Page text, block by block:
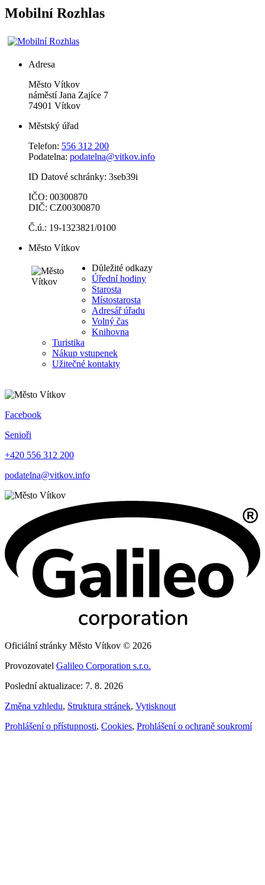
Mobilní Rozhlas
Adresa
Město Vítkov
náměstí Jana Zajíce 7
74901 Vítkov
Městský úřad
Telefon: 556 312 200
Podatelna: podatelna@vitkov.info
ID Datové schránky: 3seb39i
IČO: 00300870
DIČ: CZ00300870
Č.ú.: 19-1323821/0100
Město Vítkov
Důležité odkazy
Úřední hodiny
Starosta
Místostarosta
Adresář úřadu
Volný čas
Knihovna
Turistika
Nákup vstupenek
Užitečné kontakty
Facebook
Senioři
+420 556 312 200
podatelna@vitkov.info
Oficiální stránky Město Vítkov © 2026
Provozovatel Galileo Corporation s.r.o.
Poslední aktualizace: 7. 8. 2026
Změna vzhledu, Struktura stránek, Vytisknout
Prohlášení o přístupnosti, Cookies, Prohlášení o ochraně soukromí